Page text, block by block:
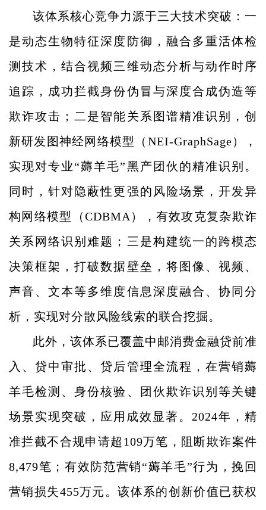
该体系核心竞争力源于三大技术突破：一
是动态生物特征深度防御，融合多重活体检
测技术，结合视频三维动态分析与动作时序
追踪，成功拦截身份伪冒与深度合成伪造等
欺诈攻击；二是智能关系图谱精准识别，创
新研发图神经网络模型（NEI-GraphSage），
实现对专业“薅羊毛”黑产团伙的精准识别。
同时，针对隐蔽性更强的风险场景，开发异
构网络模型（CDBMA），有效攻克复杂欺诈
关系网络识别难题 ； 三是构建统一的跨模态
决策框架，打破数据壁垒，将图像、视频、
声音、文本等多维度信息深度融合、协同分
析，实现对分散风险线索的联合挖掘。
此外，该体系已覆盖中邮消费金融贷前准
入、贷中审批、贷后管理全流程，在营销薅
羊毛检测、身份核验、团伙欺诈识别等关键
场景实现突破 ， 应用 成效显著。 2024年 ，精
准拦截不合规申请超109万笔，阻断欺诈案件
8,479笔 ； 有效防范营销“薅羊毛”行为，挽回
营销损失455万元 。该体系的创新价值已获权